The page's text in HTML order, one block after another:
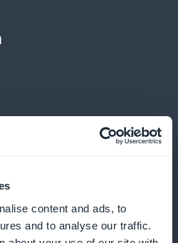
content and ads, to
and to analyse our traffic.
vetämiin työpajoihin ja
hioa kirjoitus- ja